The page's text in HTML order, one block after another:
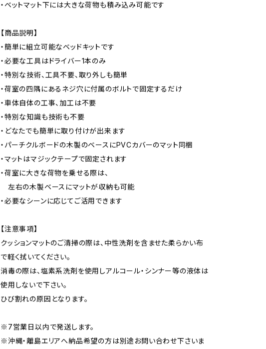
・ベットマット下には大きな荷物も積み込み可能です
【商品説明】
・簡単に組立可能なベッドキットです
・必要な工具はドライバー1本のみ
・特別な技術、工具不要、取り外しも簡単
・荷室の四隅にあるネジ穴に付属のボルトで固定するだけ
・車体自体の工事、加工は不要
・特別な知識も技術も不要
・どなたでも簡単に取り付けが出来ます
・パーチクルボードの木製のベースにPVCカバーのマット同梱
・マットはマジックテープで固定されます
・荷室に大きな荷物を乗せる際は、
左右の木製ベースにマットが収納も可能
・必要なシーンに応じてご活用できます
【注意事項】
クッションマットのご清掃の際は、中性洗剤を含ませた柔らかい布
で軽く拭いてください。
消毒の際は、塩素系洗剤を使用しアルコール・シンナー等の液体は
使用しないで下さい。
ひび割れの原因となります。
※7営業日以内で発送します。
※沖縄・離島エリアへ納品希望の方は別途お問い合わせ下さいま